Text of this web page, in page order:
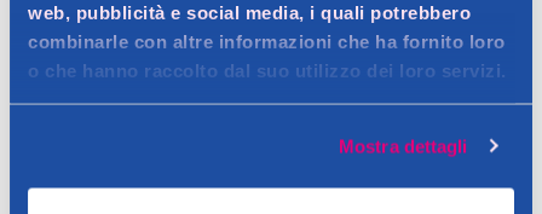
web, pubblicità e social media, i quali potrebbero
combinarle con altre informazioni che ha fornito loro
o che hanno raccolto dal suo utilizzo dei loro servizi.
Mostra dettagli
Descrizione
La nuova colorazione By L'Oreal dona un colore profondo,
brillante e uniforme, estremamente resistente, con una
Dettagli
Colorazione permanente castano. Copertura perfetta dei
capelli bianchi fino al 100%. Colorazione ricca, profonda e
Avvertenze